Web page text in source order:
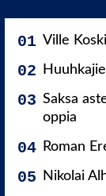
Ville
Saksa
oppia
Roman
Nikolai